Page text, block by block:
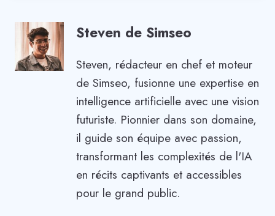
Steven de Simseo
Steven, rédacteur en chef et moteur
de Simseo, fusionne une expertise en
intelligence artificielle avec une vision
futuriste. Pionnier dans son domaine,
il guide son équipe avec passion,
transformant les complexités de l'IA
en récits captivants et accessibles
pour le grand public.